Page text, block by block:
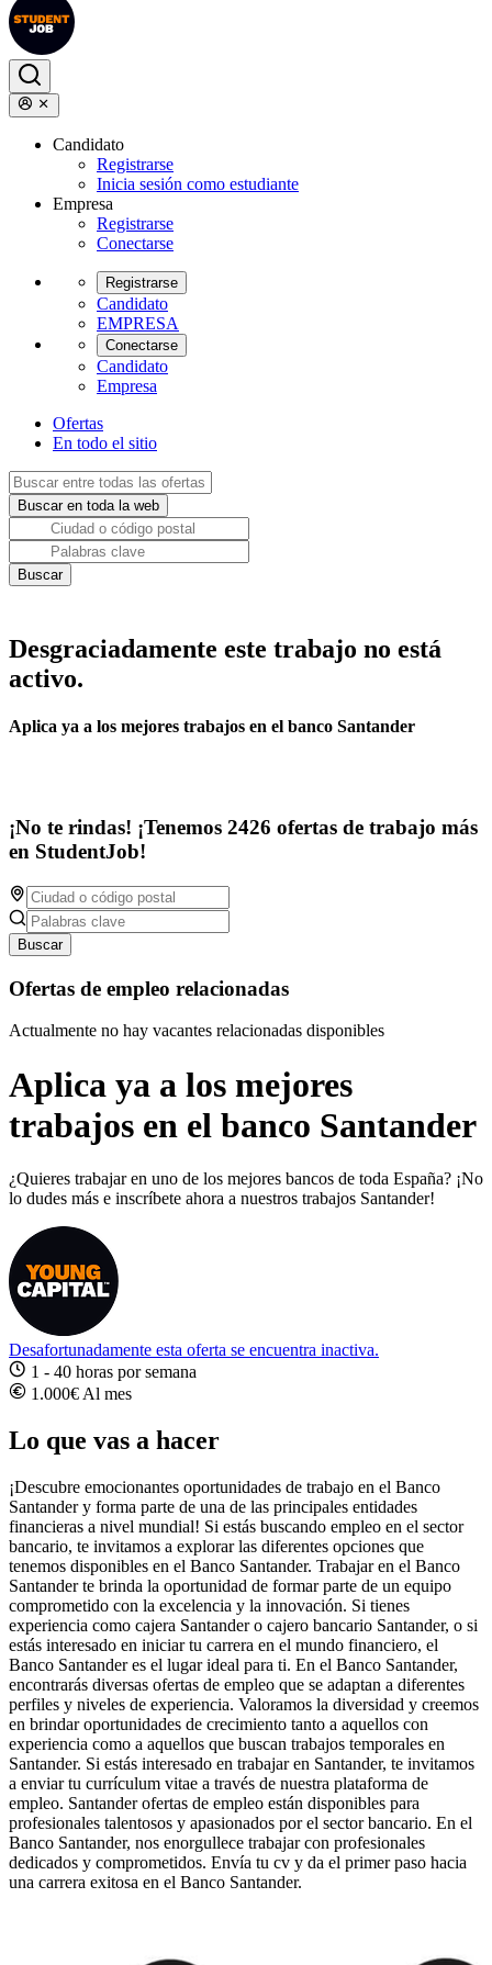
Candidato
Registrarse
Inicia sesión como estudiante
Empresa
Registrarse
Conectarse
Registrarse
Candidato
EMPRESA
Conectarse
Candidato
Empresa
Ofertas
En todo el sitio
Desgraciadamente este trabajo no está
activo.
Aplica ya a los mejores trabajos en el banco Santander
¡No te rindas! ¡Tenemos 2426 ofertas de trabajo más
en StudentJob!
Buscar
Ofertas de empleo relacionadas
Actualmente no hay vacantes relacionadas disponibles
Aplica ya a los mejores
trabajos en el banco Santander
¿Quieres trabajar en uno de los mejores bancos de toda España? ¡No
lo dudes más e inscríbete ahora a nuestros trabajos Santander!
Desafortunadamente esta oferta se encuentra inactiva.
1 - 40 horas por semana
1.000€ Al mes
Lo que vas a hacer
¡Descubre emocionantes oportunidades de trabajo en el Banco
Santander y forma parte de una de las principales entidades
financieras a nivel mundial! Si estás buscando empleo en el sector
bancario, te invitamos a explorar las diferentes opciones que
tenemos disponibles en el Banco Santander. Trabajar en el Banco
Santander te brinda la oportunidad de formar parte de un equipo
comprometido con la excelencia y la innovación. Si tienes
experiencia como cajera Santander o cajero bancario Santander, o si
estás interesado en iniciar tu carrera en el mundo financiero, el
Banco Santander es el lugar ideal para ti. En el Banco Santander,
encontrarás diversas ofertas de empleo que se adaptan a diferentes
perfiles y niveles de experiencia. Valoramos la diversidad y creemos
en brindar oportunidades de crecimiento tanto a aquellos con
experiencia como a aquellos que buscan trabajos temporales en
Santander. Si estás interesado en trabajar en Santander, te invitamos
a enviar tu currículum vitae a través de nuestra plataforma de
empleo. Santander ofertas de empleo están disponibles para
profesionales talentosos y apasionados por el sector bancario. En el
Banco Santander, nos enorgullece trabajar con profesionales
dedicados y comprometidos. Envía tu cv y da el primer paso hacia
una carrera exitosa en el Banco Santander.